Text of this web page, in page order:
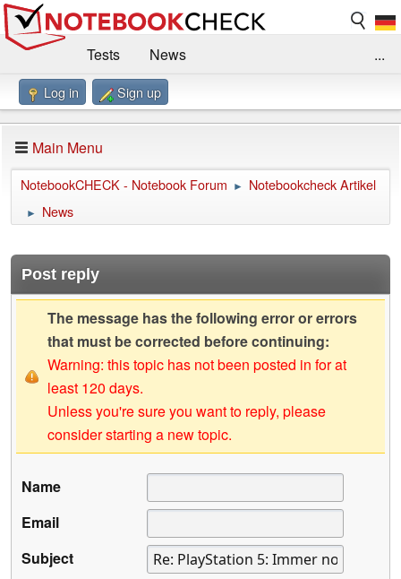
Tests
News
Benchmarks / Technik
Forum
Impressum
...
Log in Sign up
Main Menu
NotebookCHECK - Notebook Forum ► Notebookcheck Artikel
► News
Post reply
The message has the following error or errors
that must be corrected before continuing:
Warning: this topic has not been posted in for at
least 120 days.
Unless you're sure you want to reply, please
consider starting a new topic.
Name
Email
Subject